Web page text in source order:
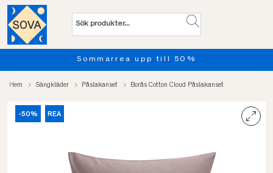
Sommarrea upp till 50%
Hem Sängkläder Påslakanset Borås Cotton Cloud Påslakanset
-50% REA